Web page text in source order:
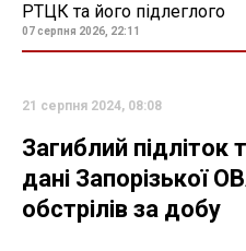
РТЦК та його підлеглого
07 серпня 2026, 22:11
21 серпня 2024, 08:08
Загиблий підліток
дані Запорізької
обстрілів за добу